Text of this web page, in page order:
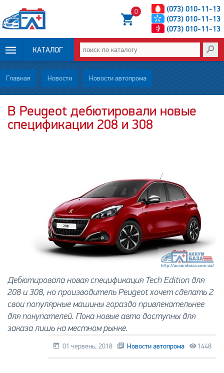
(073) 010-11-13
(073) 010-11-13
(073) 010-11-13
0
КАТАЛОГ
ОПЛАТА И
ДОСТАВКА
НОВОСТИ
Главная Новости Новости автопрома
В Peugeot дебютировали новые
спецификации 208 и 308
Дебютировала новая спецификация Tech Edition для
208 и 308, но производитель Peugeot хочет сделать 2
свои популярные машины гораздо привлекательнее
для покупателей. Пока новые авто доступны для
заказа лишь на местном рынке.
01 червень, 2018 Новости автопрома 1448